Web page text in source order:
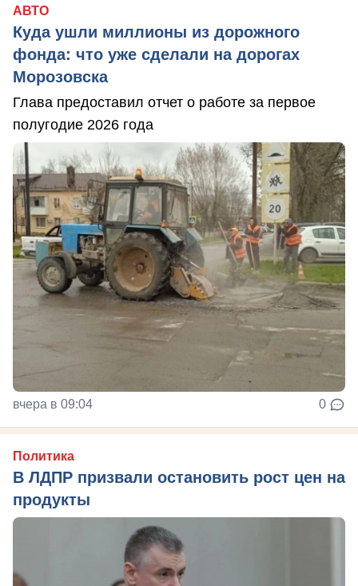
АВТО
Куда ушли миллионы из дорожного
фонда: что уже сделали на дорогах
Морозовска
Глава предоставил отчет о работе за первое
полугодие 2026 года
вчера в 09:04 0
Политика
В ЛДПР призвали остановить рост цен на
продукты